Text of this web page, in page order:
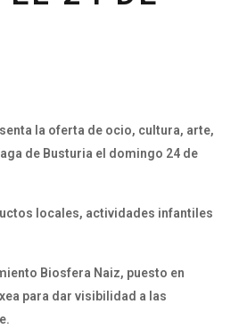
la oferta de ocio, cultura, arte,
de Busturia el domingo 24 de
locales, actividades infantiles
Biosfera Naiz, puesto en
para dar visibilidad a las